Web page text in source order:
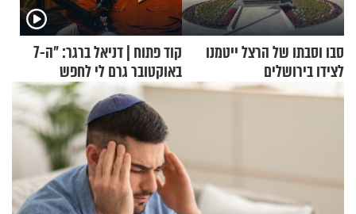
סבו וסבתו של הרצל ייטמנו
לצידו בירושלים
קוד פתוח | דניאל ברגר: "ה-7
באוקטובר גרם לי לחפש
תשובות"